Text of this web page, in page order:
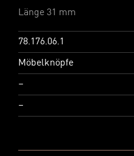
Länge 31 mm
78.176.06.1
Möbelknöpfe
–
–